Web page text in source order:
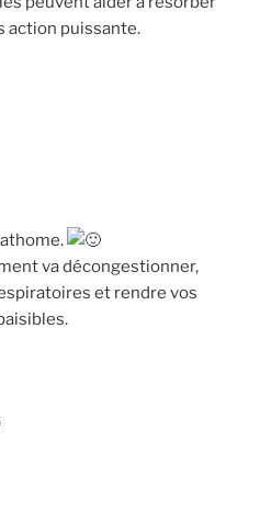
action puissante.
va décongestionner,
et rendre vos